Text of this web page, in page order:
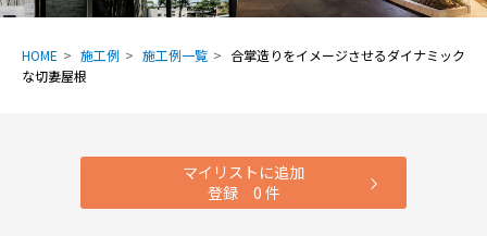
HOME 施工例 施工例一覧
合掌造りをイメージさせるダイナミック
な切妻屋根
マイリストに追加
登録 0 件